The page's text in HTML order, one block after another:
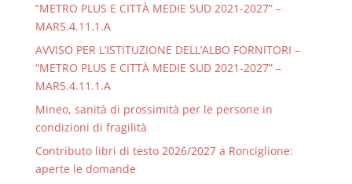
“METRO PLUS E CITTÀ MEDIE SUD 2021-2027” –
MAR5.4.11.1.A
AVVISO PER L’ISTITUZIONE DELL’ALBO FORNITORI –
“METRO PLUS E CITTÀ MEDIE SUD 2021-2027” –
MAR5.4.11.1.A
Mineo, sanità di prossimità per le persone in
condizioni di fragilità
Contributo libri di testo 2026/2027 a Ronciglione:
aperte le domande